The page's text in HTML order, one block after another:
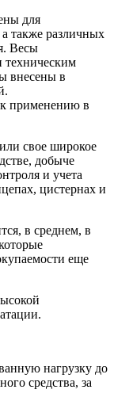
для
также различных
Весы
внесены в
применению в
свое широкое
добыче
и учета
цистернах и
в среднем, в
еще
нагрузку до
средства, за